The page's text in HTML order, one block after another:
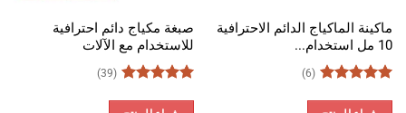
ماكينة الماكياج الدائم الاحترافية
10 مل استخدام...
من 5
(6)
صبغة مكياج دائم احترافية
للاستخدام مع الآلات
4.97
من 5
(39)